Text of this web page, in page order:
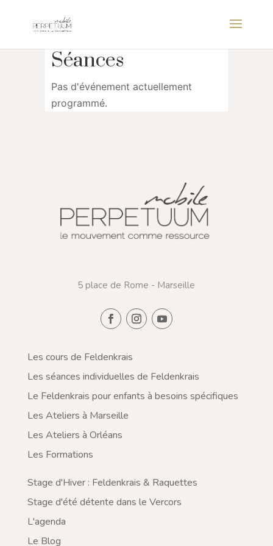
Séances
Pas d'événement actuellement
programmé.
5 place de Rome - Marseille
Les cours de Feldenkrais
Les séances individuelles de Feldenkrais
Le Feldenkrais pour enfants à besoins spécifiques
Les Ateliers à Marseille
Les Ateliers à Orléans
Les Formations
Stage d'Hiver : Feldenkrais & Raquettes
Stage d'été détente dans le Vercors
L'agenda
Le Blog